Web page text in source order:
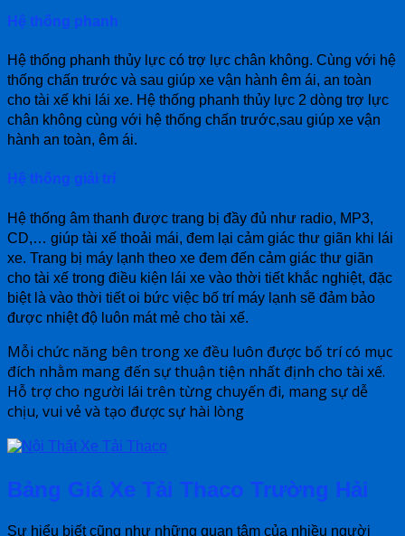
Hệ thống phanh
Hệ thống phanh thủy lực có trợ lực chân không. Cùng với hệ
thống chấn trước và sau giúp xe vận hành êm ái, an toàn
cho tài xế khi lái xe. Hệ thống phanh thủy lực 2 dòng trợ lực
chân không cùng với hệ thống chấn trước,sau giúp xe vận
hành an toàn, êm ái.
Hệ thống giải trí
Hệ thống âm thanh được trang bị đầy đủ như radio, MP3,
CD,… giúp tài xế thoải mái, đem lại cảm giác thư giãn khi lái
xe. Trang bị máy lạnh theo xe đem đến cảm giác thư giãn
cho tài xế trong điều kiện lái xe vào thời tiết khắc nghiệt, đặc
biệt là vào thời tiết oi bức việc bố trí máy lạnh sẽ đảm bảo
được nhiệt độ luôn mát mẻ cho tài xế.
Mỗi chức năng bên trong xe đều luôn được bố trí có mục
đích nhằm mang đến sự thuận tiện nhất định cho tài xế.
Hỗ trợ cho người lái trên từng chuyến đi, mang sự dễ
chịu, vui vẻ và tạo được sự hài lòng
Bảng Giá Xe Tải Thaco Trường Hải
Sự hiểu biết cũng như những quan tâm của nhiều người